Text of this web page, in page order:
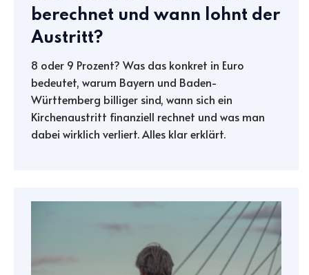
berechnet und wann lohnt der
Austritt?
8 oder 9 Prozent? Was das konkret in Euro
bedeutet, warum Bayern und Baden-
Württemberg billiger sind, wann sich ein
Kirchenaustritt finanziell rechnet und was man
dabei wirklich verliert. Alles klar erklärt.